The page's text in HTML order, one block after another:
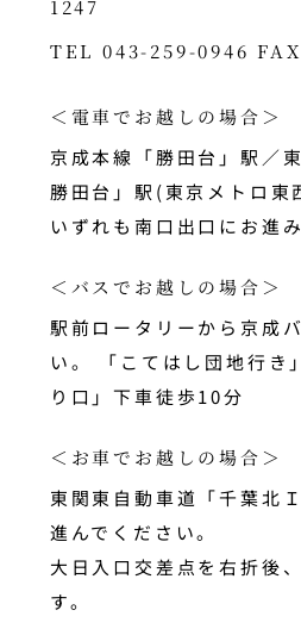
1247
TEL 043-259-0946
＜電車でお越しの場合＞
京成本線「勝田台」駅／
勝田台」駅(東京メトロ東
いずれも南口出口にお進
＜バスでお越しの場合＞
駅前ロータリーから京成
い。 「こてはし団地行き
り口」下車徒歩10分
＜お車でお越しの場合＞
東関東自動車道「千葉北
進んでください。
大日入口交差点を右折後
す。